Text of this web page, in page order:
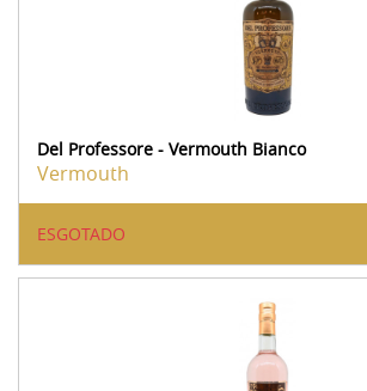
Del Professore - Vermouth Bianco
Vermouth
ESGOTADO